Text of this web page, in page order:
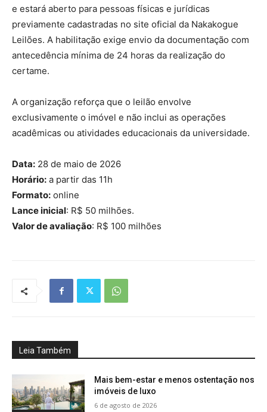
e estará aberto para pessoas físicas e jurídicas
previamente cadastradas no site oficial da Nakakogue
Leilões. A habilitação exige envio da documentação com
antecedência mínima de 24 horas da realização do
certame.
A organização reforça que o leilão envolve
exclusivamente o imóvel e não inclui as operações
acadêmicas ou atividades educacionais da universidade.
Data: 28 de maio de 2026
Horário: a partir das 11h
Formato: online
Lance inicial: R$ 50 milhões.
Valor de avaliação: R$ 100 milhões
Leia Também
Mais bem-estar e menos ostentação nos
imóveis de luxo
6 de agosto de 2026